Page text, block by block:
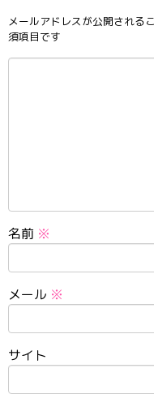
メールアドレスが公開される
須項目です
名前 ※
メール ※
サイト